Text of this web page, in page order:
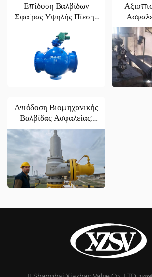
Επίδοση Βαλβίδων
Σφαίρας Υψηλής Πίεσης
Συστήματα Ύδρευσης
στο
Απόδοση Βιομηχανικής
Βαλβίδας Ασφαλείας:
Μείωση Κινδύνων στις
Εγκαταστάσεις Χημικών
Αγωγών
Η Shanghai Xiazhao Valve Co., LTD.